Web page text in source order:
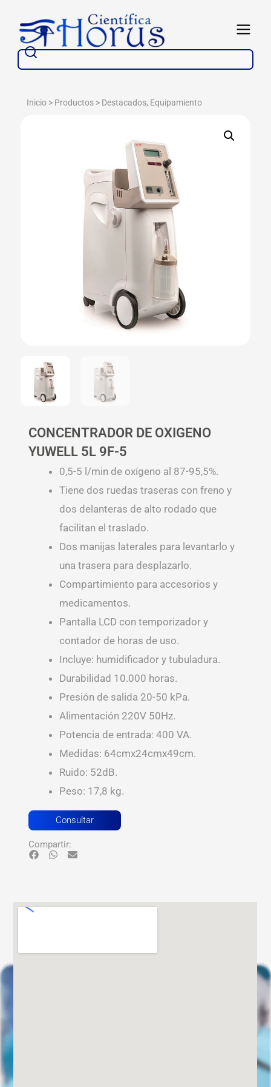
contenido
Abrir
Buscar
Inicio > Productos > Destacados, Equipamiento
CONCENTRADOR DE OXIGENO
YUWELL 5L 9F-5
0,5-5 l/min de oxígeno al 87-95,5%.
Tiene dos ruedas traseras con freno y
dos delanteras de alto rodado que
facilitan el traslado.
Dos manijas laterales para levantarlo y
una trasera para desplazarlo.
Compartimiento para accesorios y
medicamentos.
Pantalla LCD con temporizador y
contador de horas de uso.
Incluye: humidificador y tubuladura.
Durabilidad 10.000 horas.
Presión de salida 20-50 kPa.
Alimentación 220V 50Hz.
Potencia de entrada: 400 VA.
Medidas: 64cmx24cmx49cm.
Ruido: 52dB.
Peso: 17,8 kg.
Consultar
Compartir: